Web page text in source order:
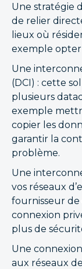
Une stratégie
de relier
lieux où
exemple
Une
(DCI) : cette
plusieurs
exemple
copier les
garantir la
problème.
Une
vos réseaux
fournisseur de
connexion
plus de
Une
aux réseaux